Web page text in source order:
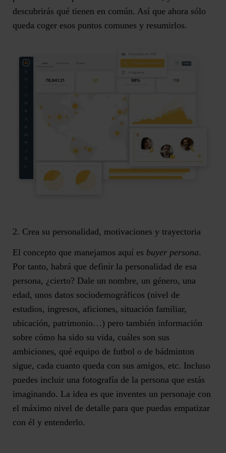
descubrirás qué tienen en común. Así que ahora sólo
queda coger esos puntos comunes y resumirlos.
2. Crea su personalidad, motivaciones y trayectoria
El concepto que manejamos aquí es buyer persona.
Por tanto, habrá que definir la personalidad de esa
persona, ¿cierto? Dale un nombre, un género, una
edad, unos datos sociodemográficos (nivel de
estudios, ingresos, aficiones, situación familiar,
ubicación, patrimonio…) pero también información
sobre cómo ha sido su vida, cuáles son sus
ambiciones, qué equipo de futbol o de bádminton
sigue, cada cuanto queda con sus amigos, etc. Incluso
puedes incluir una fotografía de la persona que estás
imaginando. La idea es que inventes un personaje con
el máximo nivel de detalle para que puedas empatizar
con él y entenderlo.